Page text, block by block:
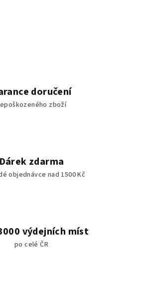
doručení
zboží
Dárek zdarma
objednávce nad 1500 Kč
výdejních míst
po celé ČR